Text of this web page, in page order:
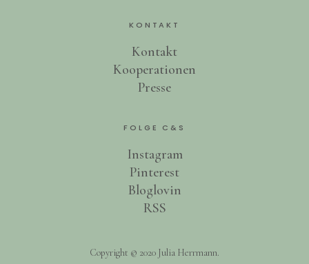
KONTAKT
Kontakt
Kooperationen
Presse
FOLGE C&S
Instagram
Pinterest
Bloglovin
RSS
Copyright © 2020 Julia Herrmann